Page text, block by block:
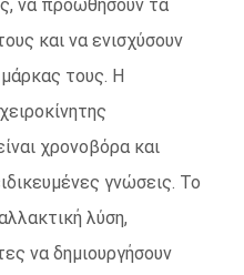
να προωθήσουν τα
και να ενισχύσουν
τους. Η
χρονοβόρα και
γνώσεις. Το
λύση,
να δημιουργήσουν